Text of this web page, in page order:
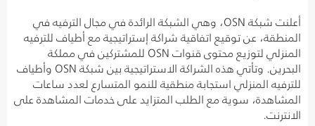
أعلنت شبكة OSN، وهي الشبكة الرائدة في مجال الترفيه في
المنطقة، عن توقيع اتفاقية شراكة إستراتيجية مع أطياف للترفيه
المنزلي لتوزيع محتوى قنوات OSN للمشتركين في مملكة
البحرين. وتأتي هذه الشراكة الاستراتيجية بين شبكة OSN وأطياف
للترفيه المنزلي استجابة منطقية للنمو المتسارع لعدد ساعات
المشاهدة، سوية مع الطلب المتزايد على خدمات المشاهدة على
الانترنت.